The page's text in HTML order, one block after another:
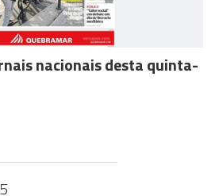
nacionais desta quinta-